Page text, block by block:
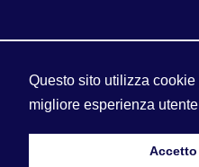
Questo sito utilizza cookie
migliore esperienza utente
Accetto
MIA | Mercato Internazionale